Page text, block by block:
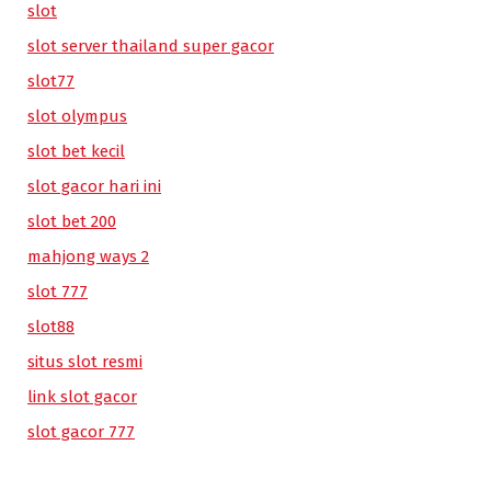
slot
slot server thailand super gacor
slot77
slot olympus
slot bet kecil
slot gacor hari ini
slot bet 200
mahjong ways 2
slot 777
slot88
situs slot resmi
link slot gacor
slot gacor 777